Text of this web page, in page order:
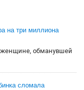
на три миллиона
женщине, обманувшей
сломала